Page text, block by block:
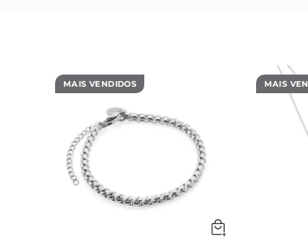
-
-
-
- Cor:
-
-
MAIS VENDIDOS MAIS